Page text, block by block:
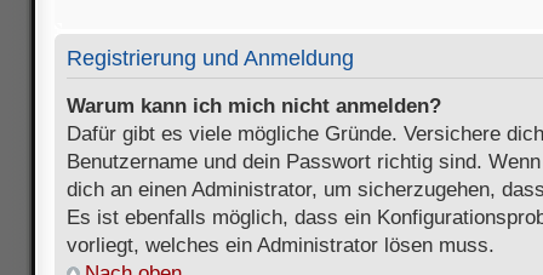
Registrierung und Anmeldung
Warum kann ich mich nicht anmelden?
Dafür gibt es viele mögliche Gründe. Versichere
Benutzername und dein Passwort richtig sind.
dich an einen Administrator, um sicherzugehen,
Es ist ebenfalls möglich, dass ein
vorliegt, welches ein Administrator lösen muss.